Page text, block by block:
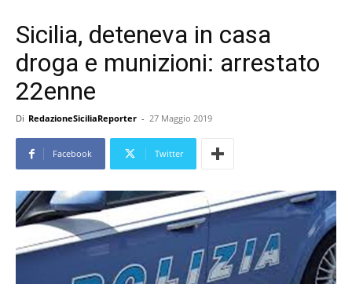
Sicilia, deteneva in casa
droga e munizioni: arrestato
22enne
Di RedazioneSiciliaReporter - 27 Maggio 2019
Facebook Twitter